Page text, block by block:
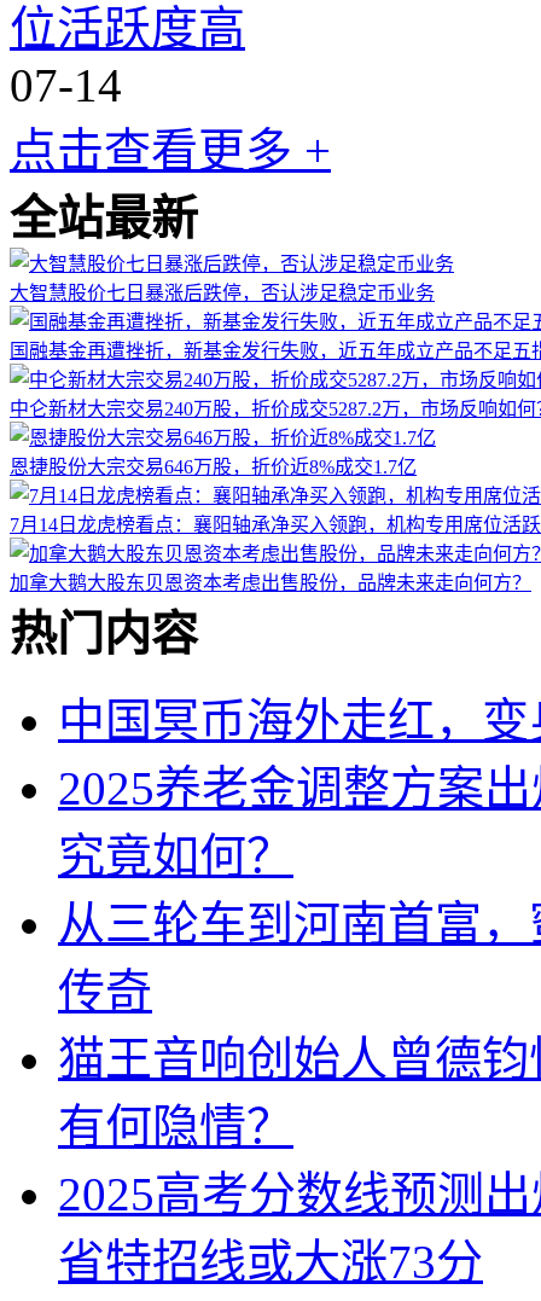
位活跃度高
07-14
点击查看更多 +
全站最新
大智慧股价七日暴涨后跌停，否认涉足稳定币业务
国融基金再遭挫折，新基金发行失败，近五年成立产品不足五
中仑新材大宗交易240万股，折价成交5287.2万，市场反响如何
恩捷股份大宗交易646万股，折价近8%成交1.7亿
7月14日龙虎榜看点：襄阳轴承净买入领跑，机构专用席位活
加拿大鹅大股东贝恩资本考虑出售股份，品牌未来走向何方？
热门内容
中国冥币海外走红，
2025养老金调整方案
究竟如何？
从三轮车到河南首富
传奇
猫王音响创始人曾德
有何隐情？
2025高考分数线预测
省特招线或大涨73分